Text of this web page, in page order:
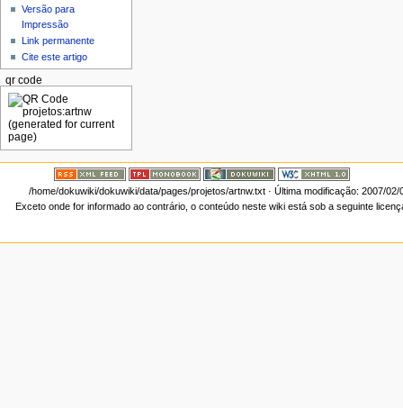
Versão para
Impressão
Link permanente
Cite este artigo
qr code
/home/dokuwiki/dokuwiki/data/pages/projetos/artnw.txt· Última modificação: 2007/
Exceto onde for informado ao contrário, o conteúdo neste wiki está sob a seguinte